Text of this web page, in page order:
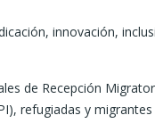
innovación,
de Recepción
refugiadas y